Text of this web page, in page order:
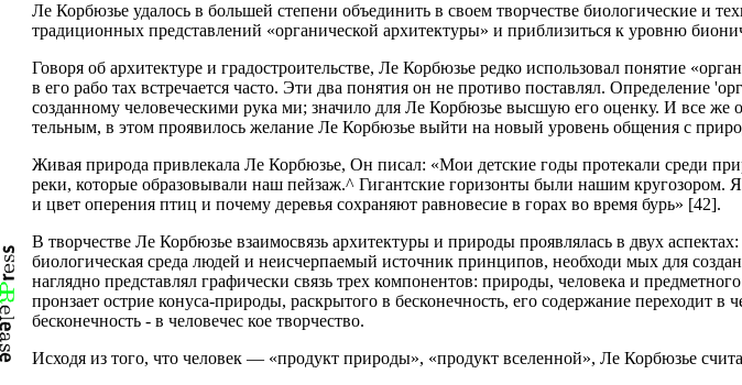
Ле Корбюзье удалось в большей степени объединить в своем творчестве биологические и
традиционных представлений «органической архитектуры» и приблизиться к уровню
Говоря об архитектуре и градостроительстве, Ле Корбюзье редко использовал понятие
в его рабо­ тах встречается часто. Эти два понятия он не противо­ поставлял. Определение
созданному человеческими рука­ ми; значило для Ле Корбюзье высшую его оценку. И все же
тельным, в этом проявилось желание Ле Корбюзье выйти на новый уровень общения с
Живая природа привлекала Ле Корбюзье, Он писал: «Мои детские годы протекали среди
реки, которые обра­зовывали наш пейзаж.^ Гигантские горизонты были нашим кругозором.
и цвет оперения птиц и почему деревья сохраняют равновесие в горах во время бурь» [42].
В творчестве Ле Корбюзье взаимосвязь архитектуры и природы проявлялась в двух
биологическая среда людей и неисчерпаемый источник принципов, необходи­ мых для
наглядно представлял графически связь трех компонентов: природы, человека и
пронзает острие конуса-природы, раскрытого в бесконечность, его содержание переходит в
бесконечность - в человечес­ кое творчество.
Исходя из того, что человек — «продукт природы», «продукт вселенной», Ле Корбюзье